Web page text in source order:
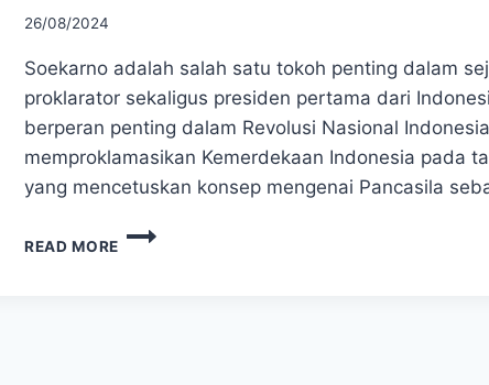
26/08/2024
Soekarno adalah salah satu tokoh penting dalam
proklarator sekaligus presiden pertama dari
berperan penting dalam Revolusi Nasional
memproklamasikan Kemerdekaan Indonesia pada
yang mencetuskan konsep mengenai Pancasila
READ MORE
SOEKARNO